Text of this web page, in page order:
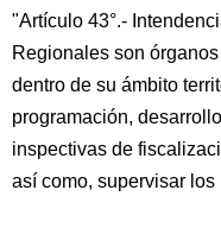
"Artículo 43°.-
Regionales son
dentro de su ámbito
programación,
inspectivas de
así como, supervisar